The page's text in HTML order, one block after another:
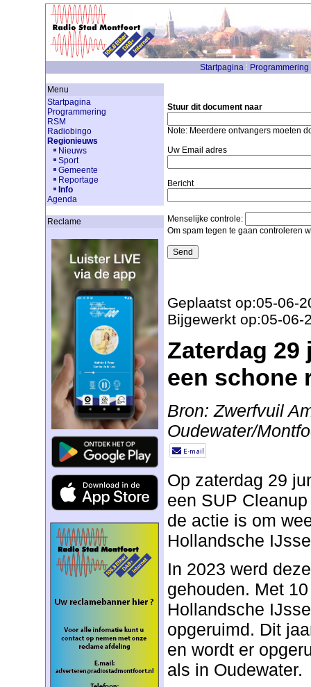
Startpagina Programmering
Menu
Startpagina
Programmering
RSM
Radiobingo
Regionieuws
Nieuws
Sport
Gemeente
Reportage
Info
Agenda
Reclame
Stuur dit document naar
Note: Meerdere ontvangers moeten
Uw Email adres
Bericht
Menselijke controle:
Om spam tegen te gaan controleren
Geplaatst op:05-06-
Bijgewerkt op:05-06-
Zaterdag
een schone
Bron: Zwerfvuil
Oudewater/
Op zaterdag 29
een SUP
de actie is om
Hollandsche
In 2023 werd
gehouden. Met
Hollandsche
opgeruimd. Dit
en wordt er
als in Oudewater.